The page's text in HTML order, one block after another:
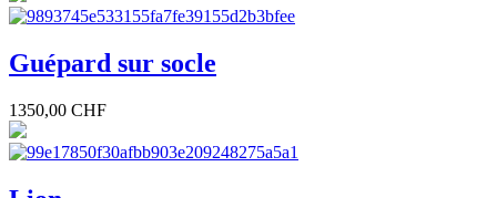
Guépard sur socle
1350,00 CHF